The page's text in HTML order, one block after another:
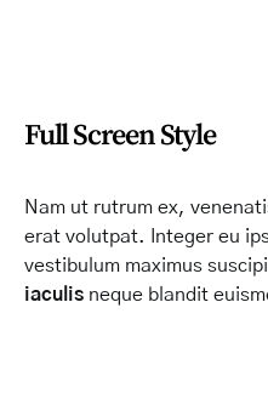
Full Screen Style
Nam ut rutrum ex,
erat volutpat. Integer eu
vestibulum maximus
iaculis neque blandit